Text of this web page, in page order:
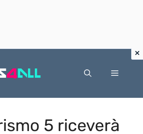
Menu
5 riceverà